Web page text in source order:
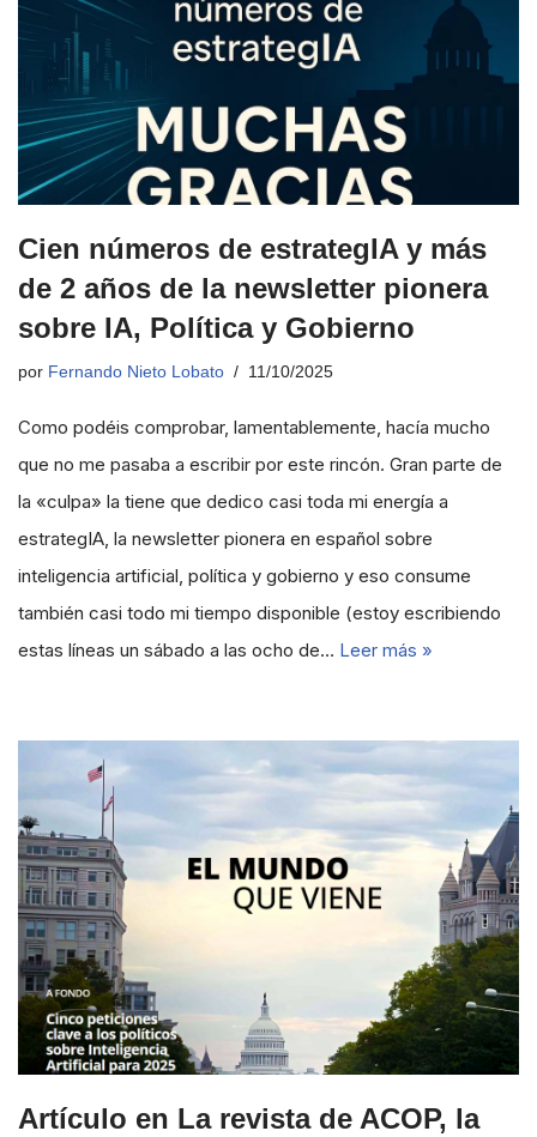
Cien números de estrategIA y más
de 2 años de la newsletter pionera
sobre IA, Política y Gobierno
por Fernando Nieto Lobato 11/10/2025
Como podéis comprobar, lamentablemente, hacía mucho
que no me pasaba a escribir por este rincón. Gran parte de
la «culpa» la tiene que dedico casi toda mi energía a
estrategIA, la newsletter pionera en español sobre
inteligencia artificial, política y gobierno y eso consume
también casi todo mi tiempo disponible (estoy escribiendo
estas líneas un sábado a las ocho de… Leer más »
Artículo en La revista de ACOP, la